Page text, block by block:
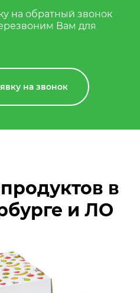
на обратный звонок
Вам для
на звонок
в
и ЛО